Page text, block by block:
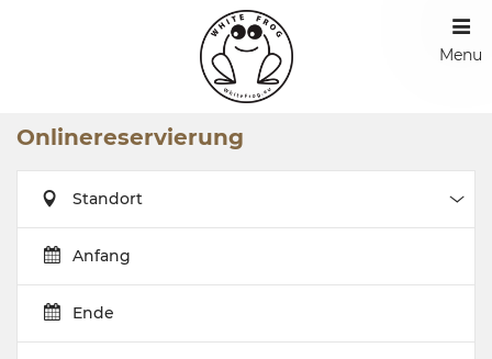
Menu
Onlinereservierung
Standort
Anfang
Ende